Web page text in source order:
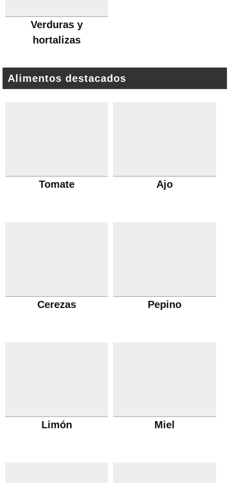
Verduras y
hortalizas
Alimentos destacados
Tomate Ajo
Cerezas Pepino
Limón Miel